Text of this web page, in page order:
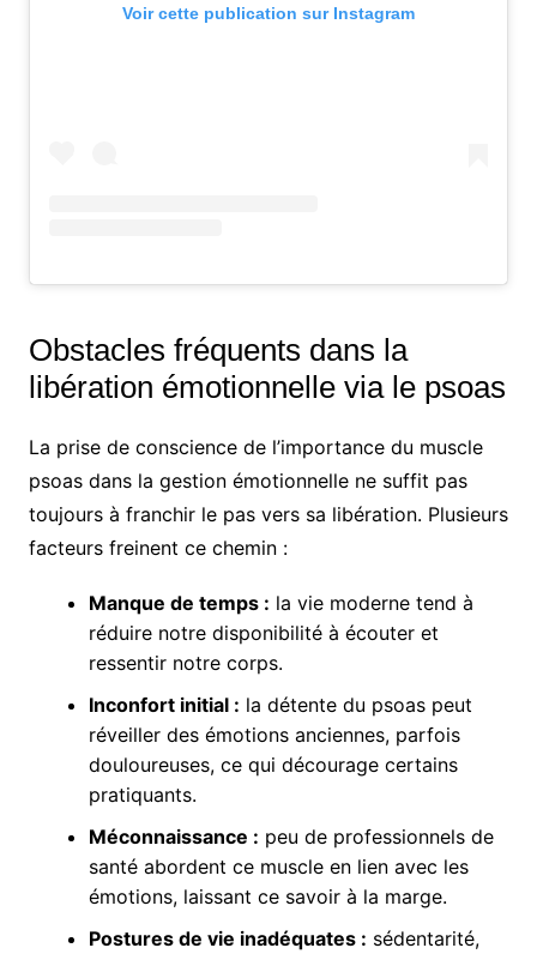
Voir cette publication sur Instagram
Obstacles fréquents dans la
libération émotionnelle via le psoas
La prise de conscience de l’importance du muscle
psoas dans la gestion émotionnelle ne suffit pas
toujours à franchir le pas vers sa libération. Plusieurs
facteurs freinent ce chemin :
Manque de temps : la vie moderne tend à
réduire notre disponibilité à écouter et
ressentir notre corps.
Inconfort initial : la détente du psoas peut
réveiller des émotions anciennes, parfois
douloureuses, ce qui décourage certains
pratiquants.
Méconnaissance : peu de professionnels de
santé abordent ce muscle en lien avec les
émotions, laissant ce savoir à la marge.
Postures de vie inadéquates : sédentarité,